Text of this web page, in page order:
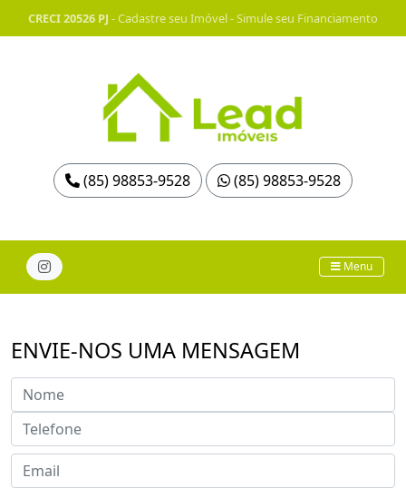
CRECI 20526 PJ -Cadastre seu Imóvel-Simule seu Financiamento
(85) 98853-9528 (85) 98853-9528
Menu
ENVIE-NOS UMA MENSAGEM